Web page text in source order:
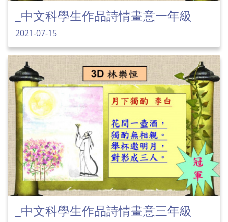
_中文科學生作品詩情畫意一年級
2021-07-15
_中文科學生作品詩情畫意三年級